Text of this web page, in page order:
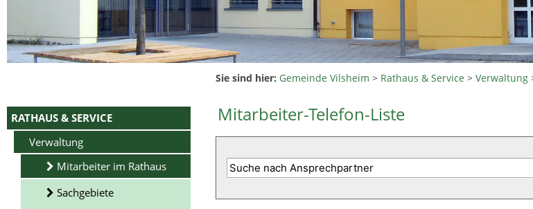
RATHAUS & SERVICE
Verwaltung
Mitarbeiter im Rathaus
Sachgebiete
Sie sind hier: Gemeinde Vilsheim > Rathaus & Service >Verwaltung
Mitarbeiter-Telefon-Liste